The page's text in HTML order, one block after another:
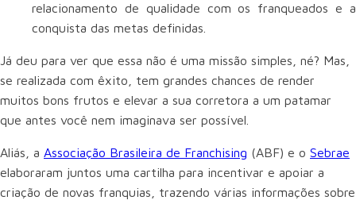
relacionamento de qualidade com os franqueados e a
conquista das metas definidas.
Já deu para ver que essa não é uma missão simples, né? Mas,
se realizada com êxito, tem grandes chances de render
muitos bons frutos e elevar a sua corretora a um patamar
que antes você nem imaginava ser possível.
Aliás, a Associação Brasileira de Franchising (ABF) e o Sebrae
elaboraram juntos uma cartilha para incentivar e apoiar a
criação de novas franquias, trazendo várias informações sobre